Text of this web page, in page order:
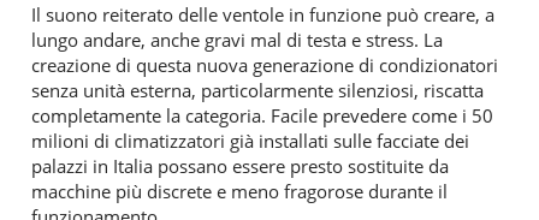
Il suono reiterato delle ventole in funzione può creare, a
lungo andare, anche gravi mal di testa e stress. La
creazione di questa nuova generazione di condizionatori
senza unità esterna, particolarmente silenziosi, riscatta
completamente la categoria. Facile prevedere come i 50
milioni di climatizzatori già installati sulle facciate dei
palazzi in Italia possano essere presto sostituite da
macchine più discrete e meno fragorose durante il